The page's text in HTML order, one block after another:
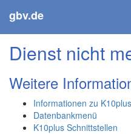
gbv.de
Dienst nicht
Weitere
Informationen zu K10plus
Datenbankmenü
K10plus Schnittstellen